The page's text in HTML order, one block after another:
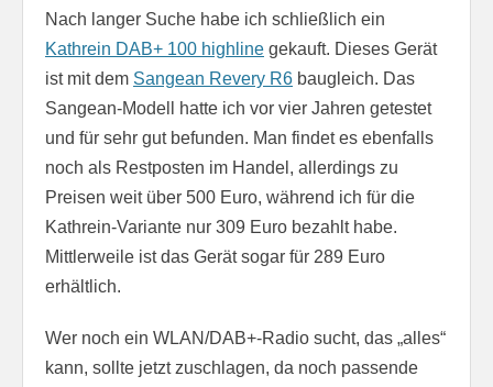
Nach langer Suche habe ich schließlich ein
Kathrein DAB+ 100 highline gekauft. Dieses Gerät
ist mit dem Sangean Revery R6 baugleich. Das
Sangean-Modell hatte ich vor vier Jahren getestet
und für sehr gut befunden. Man findet es ebenfalls
noch als Restposten im Handel, allerdings zu
Preisen weit über 500 Euro, während ich für die
Kathrein-Variante nur 309 Euro bezahlt habe.
Mittlerweile ist das Gerät sogar für 289 Euro
erhältlich.
Wer noch ein WLAN/DAB+-Radio sucht, das „alles“
kann, sollte jetzt zuschlagen, da noch passende